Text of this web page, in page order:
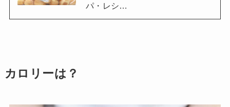
パ・レシ…
カロリーは？